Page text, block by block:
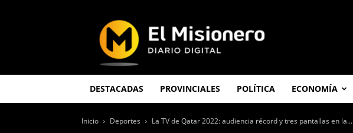
Misionero
DESTACADAS PROVINCIALES POLÍTICA ECONOMÍA
Inicio Deportes La TV de Qatar 2022: audiencia récord y tres pantallas en la...